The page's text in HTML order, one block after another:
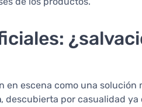
escena como una solución
, descubierta por casualidad ya